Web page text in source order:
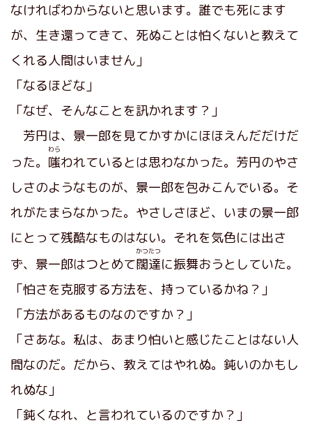
なければわからないと思います。誰でも死にます
が、生き還ってきて、死ぬことは怕くないと教えて
くれる人間はいません」
「なるほどな」
「なぜ、そんなことを訊かれます？」
芳円は、景一郎を見てかすかにほほえんだだけだ
った。 嗤
わら
われているとは思わなかった。芳円のやさ
しさのようなものが、景一郎を包みこんでいる。そ
れがたまらなかった。やさしさほど、いまの景一郎
にとって残酷なものはない。それを気色には出さ
ず、景一郎はつとめて闊達
かつたつ
に振舞おうとしていた。
「怕さを克服する方法を、持っているかね？」
「方法があるものなのですか？」
「さあな。私は、あまり怕いと感じたことはない人
間なのだ。だから、教えてはやれぬ。鈍いのかもし
れぬな」
「鈍くなれ、と言われているのですか？」